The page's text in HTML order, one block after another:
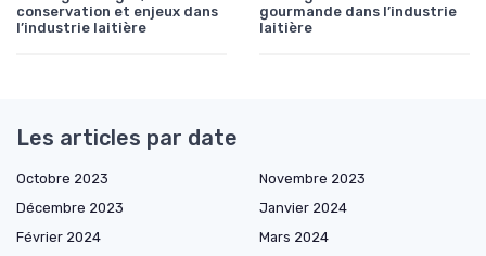
conservation et enjeux dans
l’industrie laitière
gourmande dans l’industrie
laitière
Les articles par date
Octobre 2023
Novembre 2023
Décembre 2023
Janvier 2024
Février 2024
Mars 2024